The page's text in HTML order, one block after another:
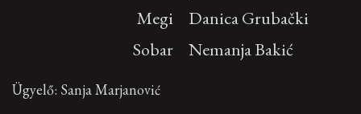
Megi
Danica Grubački
Sobar
Nemanja Bakić
Ügyelő: Sanja Marjanović